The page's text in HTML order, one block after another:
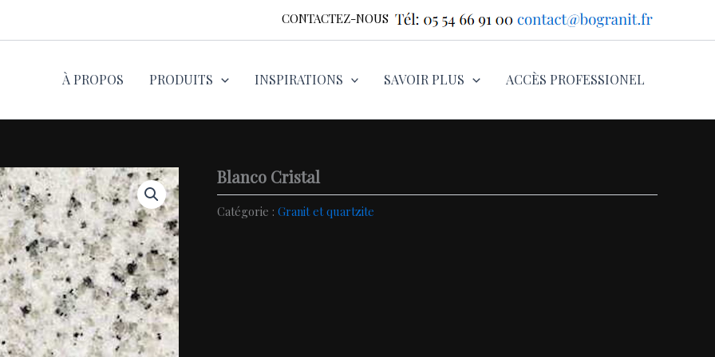
CONTACTEZ-NOUS
À PROPOS PRODUITS INSPIRATIONS SAVOIR PLUS ACCÈS PROFESSIONEL
Blanco Cristal
Catégorie : Granit et quartzite